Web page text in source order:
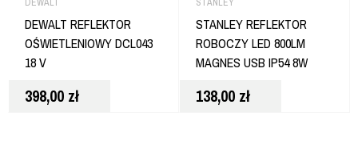
DEWALT REFLEKTOR
OŚWIETLENIOWY DCL043
18 V
398,00 zł
STANLEY REFLEKTOR
ROBOCZY LED 800LM
MAGNES USB IP54 8W
138,00 zł